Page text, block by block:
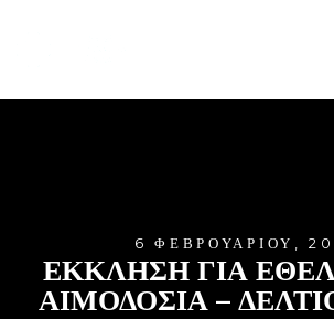
6 ΦΕΒΡΟΥΑΡΊΟΥ,
ΕΚΚΛΗΣΗ ΓΙΑ
ΑΙΜΟΔΟΣΙΑ –